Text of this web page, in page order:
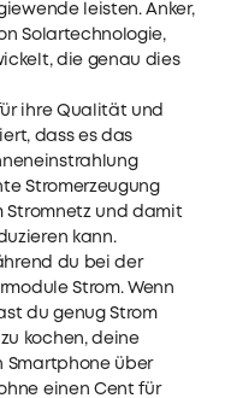
leisten. Anker,
Solartechnologie,
die genau dies
ihre Qualität und
dass es das
Stromerzeugung
Stromnetz und damit
kann.
du bei der
Strom. Wenn
du genug Strom
kochen, deine
Smartphone über
einen Cent für